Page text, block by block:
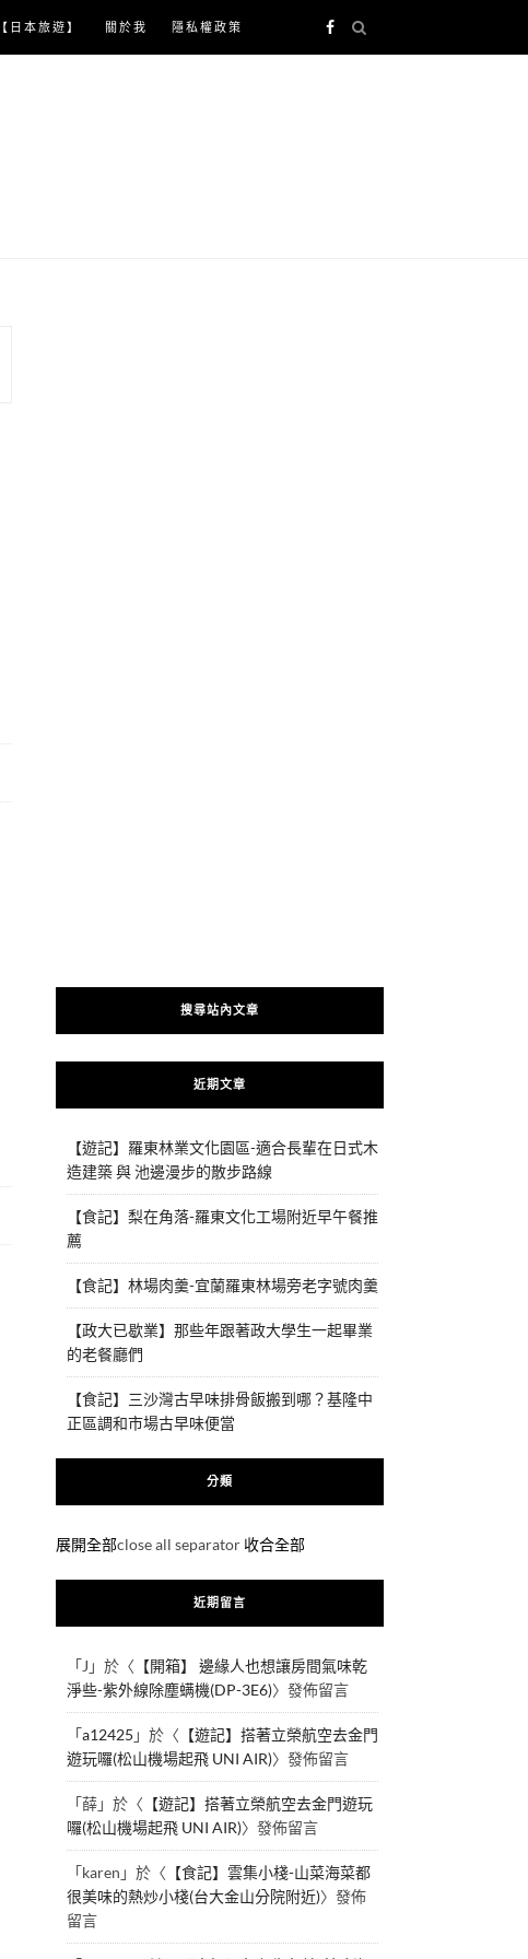
【日本旅遊】 關於我 隱私權政策
搜尋站內文章
近期文章
【遊記】羅東林業文化園區-適合長輩在日式木
造建築 與 池邊漫步的散步路線
【食記】梨在角落-羅東文化工場附近早午餐推
薦
【食記】林場肉羹-宜蘭羅東林場旁老字號肉羹
【政大已歇業】那些年跟著政大學生一起畢業
的老餐廳們
【食記】三沙灣古早味排骨飯搬到哪？基隆中
正區調和市場古早味便當
分類
展開全部close all separator 收合全部
近期留言
「J 」於〈 【開箱】 邊緣人也想讓房間氣味乾
淨些-紫外線除塵螨機(DP-3E6)〉發佈留言
「a12425 」於〈 【遊記】搭著立榮航空去金門
遊玩囉(松山機場起飛 UNI AIR)〉發佈留言
「薛」於〈 【遊記】搭著立榮航空去金門遊玩
囉(松山機場起飛 UNI AIR)〉發佈留言
「karen 」於〈 【食記】雲集小棧-山菜海菜都
很美味的熱炒小棧(台大金山分院附近)〉發佈
留言